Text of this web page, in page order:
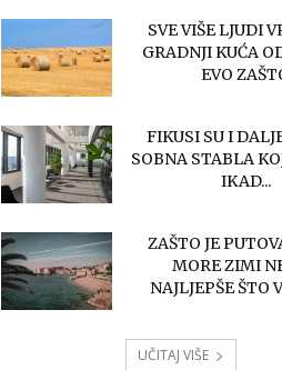
SVE VIŠE LJUDI
GRADNJI KUĆA
EVO
FIKUSI SU I
SOBNA STABLA
IKAD...
ZAŠTO JE
MORE ZIMI
NAJLJEPŠE ŠTO
UČITAJ VIŠE